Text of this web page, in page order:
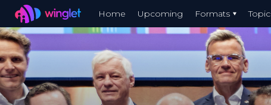
Skip
to
main
content
Winglet Home Upcoming Formats